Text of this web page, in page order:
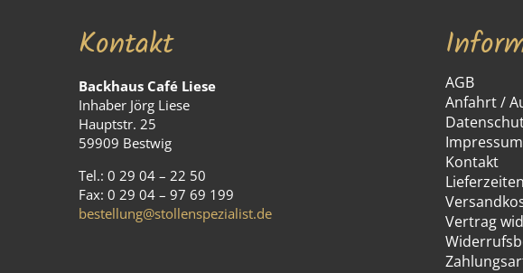
Kontakt
Backhaus Café Liese
Inhaber Jörg Liese
Hauptstr. 25
59909 Bestwig
Tel.: 0 29 04 – 22 50
Fax: 0 29 04 – 97 69 199
bestellung@stollenspezialist.de
AGB
Anfahrt /
Impressum
Kontakt
Lieferzeiten
Vertrag